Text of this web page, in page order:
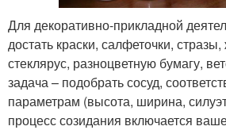
Для декоративно-прикладной
достать краски, салфеточки,
стеклярус, разноцветную бумагу,
задача – подобрать сосуд,
параметрам (высота, ширина,
процесс созидания включается